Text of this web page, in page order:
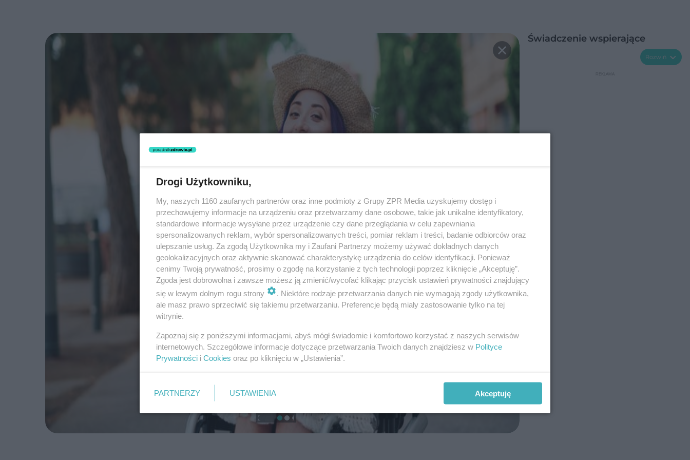
Świadczenie wspierające
Rozwiń
Drogi Użytkowniku,
My, naszych 1160 zaufanych partnerów oraz inne podmioty z Grupy ZPR Media uzyskujemy dostęp i
przechowujemy informacje na urządzeniu oraz przetwarzamy dane osobowe, takie jak unikalne identyfikatory,
standardowe informacje wysyłane przez urządzenie czy dane przeglądania w celu zapewniania
spersonalizowanych reklam, wybór spersonalizowanych treści, pomiar reklam i treści, badanie odbiorców oraz
ulepszanie usług. Za zgodą Użytkownika my i Zaufani Partnerzy możemy używać dokładnych danych
geolokalizacyjnych oraz aktywnie skanować charakterystykę urządzenia do celów identyfikacji. Ponieważ
cenimy Twoją prywatność, prosimy o zgodę na korzystanie z tych technologii poprzez kliknięcie „Akceptuję”.
Zgoda jest dobrowolna i zawsze możesz ją zmienić/wycofać klikając przycisk ustawień prywatności znajdujący
się w lewym dolnym rogu strony
. Niektóre rodzaje przetwarzania danych nie wymagają zgody użytkownika,
ale masz prawo sprzeciwić się takiemu przetwarzaniu. Preferencje będą miały zastosowanie tylko na tej
witrynie.
Zapoznaj się z poniższymi informacjami, abyś mógł świadomie i komfortowo korzystać z naszych serwisów
internetowych. Szczegółowe informacje dotyczące przetwarzania Twoich danych znajdziesz w Polityce
Prywatności i Cookies oraz po kliknięciu w „Ustawienia”.
PARTNERZY USTAWIENIA Akceptuję